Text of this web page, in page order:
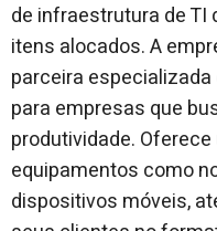
de infraestrutura de TI
itens alocados. A
parceira
para empresas que
produtividade.
equipamentos como
dispositivos móveis,